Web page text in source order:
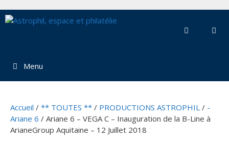
au
Menu
Accueil / ** TOUTES ** / PRODUCTIONS ASTROPHIL / -
Ariane 6 / Ariane 6 – VEGA C – Inauguration de la B-Line à
ArianeGroup Aquitaine – 12 Juillet 2018